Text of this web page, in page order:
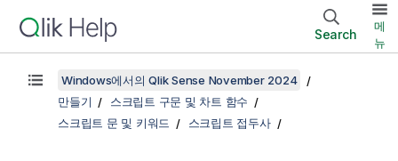
Search
메
뉴
Windows에서의 Qlik Sense November 2024
만들기
스크립트 구문 및 차트 함수
스크립트 문 및 키워드
스크립트 접두사